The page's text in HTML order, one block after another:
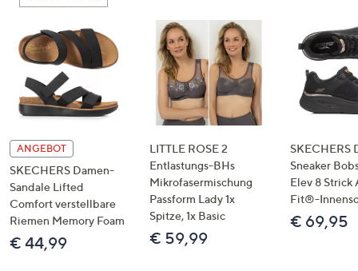
ANGEBOT
SKECHERS Damen-
Sandale Lifted
Comfort verstellbare
Riemen Memory Foam
€ 44,99
LITTLE ROSE 2
Entlastungs-BHs
Mikrofasermischung
Passform Lady 1x
Spitze, 1x Basic
€ 59,99
SKECHERS
Sneaker
Elev 8 Strick
Fit®-
€ 69,95